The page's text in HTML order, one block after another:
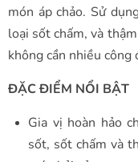
món áp chảo. Sử
loại sốt chấm, và
không cần nhiều
ĐẶC ĐIỂM NỔI BẬT
Gia vị hoàn hảo
sốt, sốt chấm và